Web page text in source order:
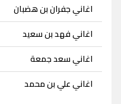
اغاني جفران بن هضبان
اغاني فهد بن سعيد
اغاني سعد جمعة
اغاني علي بن محمد